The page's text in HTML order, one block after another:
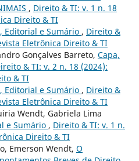
, Direito & TI: v. 1 n. 18
Direito & TI
Editorial e Sumário , Direito &
Eletrônica Direito & TI
Gonçalves Barreto, Capa,
& TI: v. 2 n. 18 (2024):
& TI
Editorial e Sumário , Direito &
Eletrônica Direito & TI
Wendt, Gabriela Lima
e Sumário , Direito & TI: v. 1 n.
Direito & TI
Emerson Wendt, O